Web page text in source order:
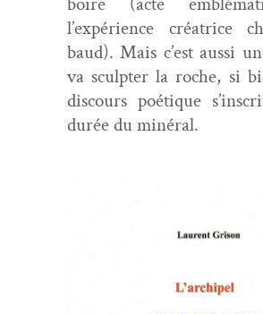
l’expérience créa­trice
baud). Mais c’est aus­si
va sculpter la roche, si
dis­cours poé­tique
durée du minéral.